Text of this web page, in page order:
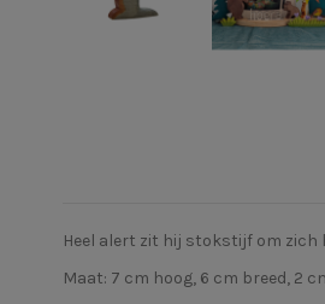
Heel alert zit hij stokstijf om zich
Maat: 7 cm hoog, 6 cm breed, 2